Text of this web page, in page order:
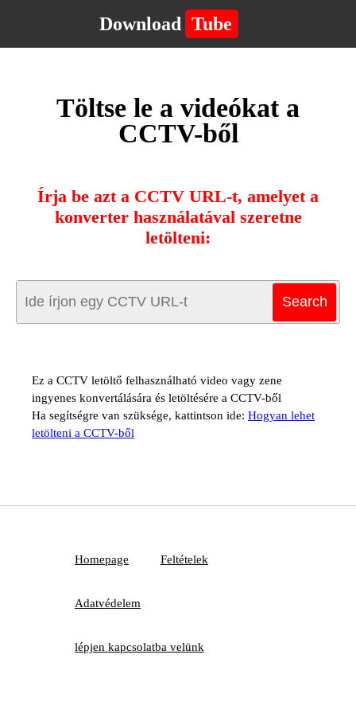
Download Tube
Töltse le a videókat a
CCTV-ből
Írja be azt a CCTV URL-t, amelyet a
konverter használatával szeretne
letölteni:
Ez a CCTV letöltő felhasználható video vagy zene
ingyenes konvertálására és letöltésére a CCTV-ből
Ha segítségre van szüksége, kattintson ide: Hogyan lehet
letölteni a CCTV-ből
Homepage Feltételek
Adatvédelem
lépjen kapcsolatba velünk